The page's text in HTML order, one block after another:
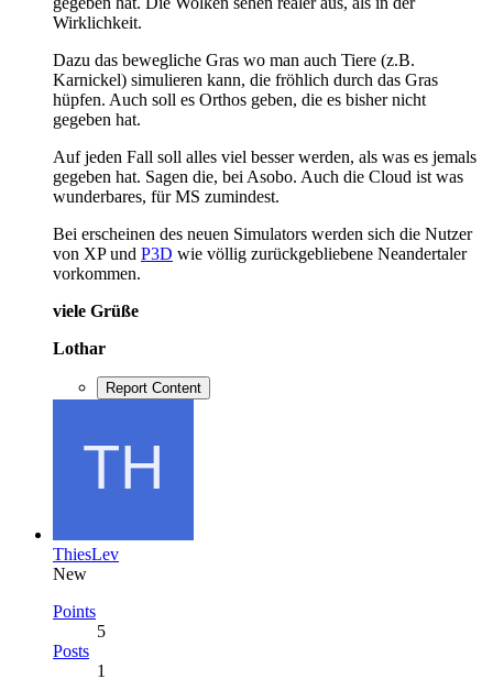
Wirklichkeit.
Dazu das bewegliche Gras wo man auch Tiere (z.B.
Karnickel) simulieren kann, die fröhlich durch das Gras
hüpfen. Auch soll es Orthos geben, die es bisher nicht
gegeben hat.
Auf jeden Fall soll alles viel besser werden, als was es jemals
gegeben hat. Sagen die, bei Asobo. Auch die Cloud ist was
wunderbares, für MS zumindest.
Bei erscheinen des neuen Simulators werden sich die Nutzer
von XP und P3D wie völlig zurückgebliebene Neandertaler
vorkommen.
viele Grüße
Lothar
Report Content
ThiesLev
New
Points
5
Posts
1